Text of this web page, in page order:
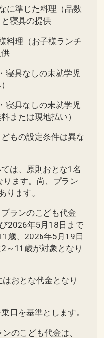
に準じた料理（品数
寝具の提供
料理（お子様ランチ
寝具なしの未就学児
寝具なしの未就学児
または現地払い）
もの設定条件は異な
は、原則おとな1名
ります。尚、プラン
ります。
プランのこども代金
2026年5月18日まで
歳、2026年5月19日
～11歳が対象となり
おとな代金となり
日を基準とします。
のこども代金は、